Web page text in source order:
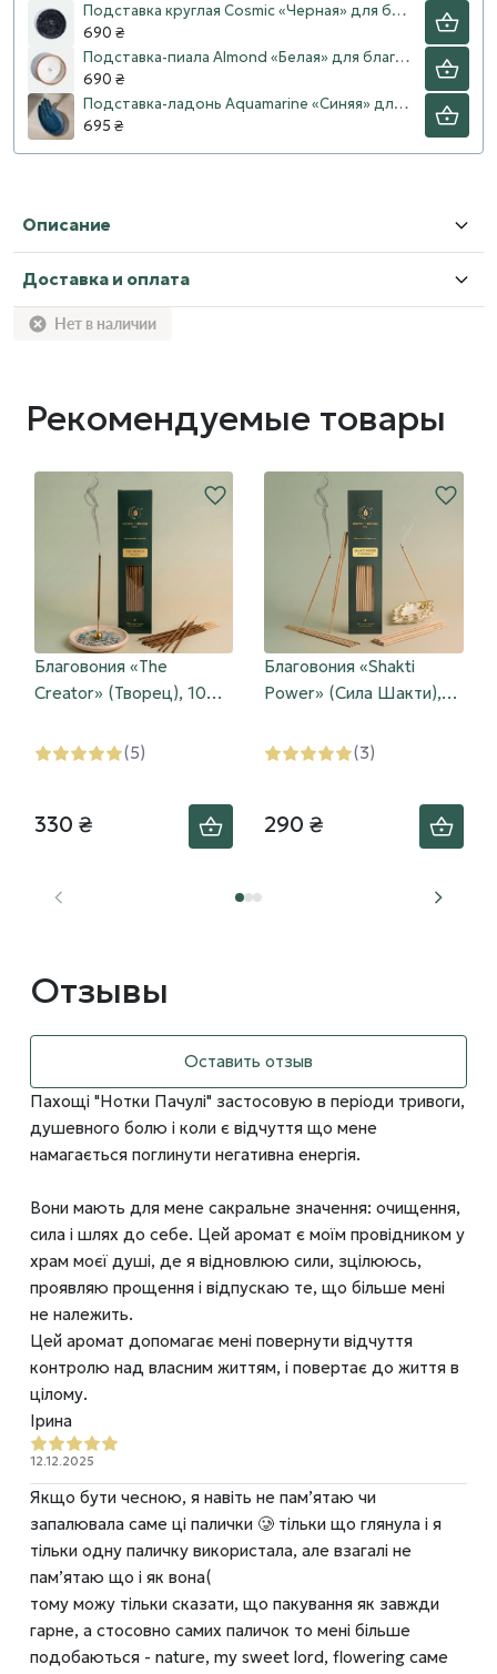
Нет в наличии
Подставка круглая Cosmic «Черная» для благовоний, пало санто
690 ₴
Подставка-пиала Almond «Белая» для благовоний, пало санто
690 ₴
Подставка-ладонь Aquamarine «Синяя» для благовоний, пало санто
695 ₴
Описание
Доставка и оплата
Рекомендуемые товары
Благовония «The
Creator» (Творец), 10
(5)
330 ₴
Благовония «Shakti
Power» (Сила Шакти),
(3)
290 ₴
Отзывы
Оставить отзыв
Пахощі "Нотки Пачулі" застосовую в періоди тривоги,
душевного болю і коли є відчуття що мене
намагається поглинути негативна енергія.
Вони мають для мене сакральне значення: очищення,
сила і шлях до себе. Цей аромат є моїм провідником у
храм моєї душі, де я відновлюю сили, зцілююсь,
проявляю прощення і відпускаю те, що більше мені
не належить.
Цей аромат допомагає мені повернути відчуття
контролю над власним життям, і повертає до життя в
цілому.
Ірина
12.12.2025
Якщо бути чесною, я навіть не памʼятаю чи
запалювала саме ці палички 🥲 тільки що глянула і я
тільки одну паличку використала, але взагалі не
памʼятаю що і як вона(
тому можу тільки сказати, що пакування як завжди
гарне, а стосовно самих паличок то мені більше
подобаються - nature, my sweet lord, flowering саме